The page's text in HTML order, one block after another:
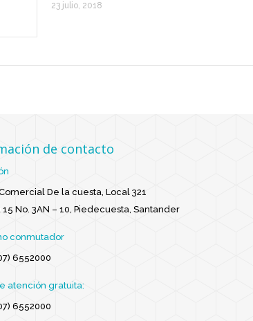
23 julio, 2018
de contacto
De la cuesta, Local 321
No. 3AN – 10, Piedecuesta, Santander
conmutador
6552000
atención gratuita:
6552000